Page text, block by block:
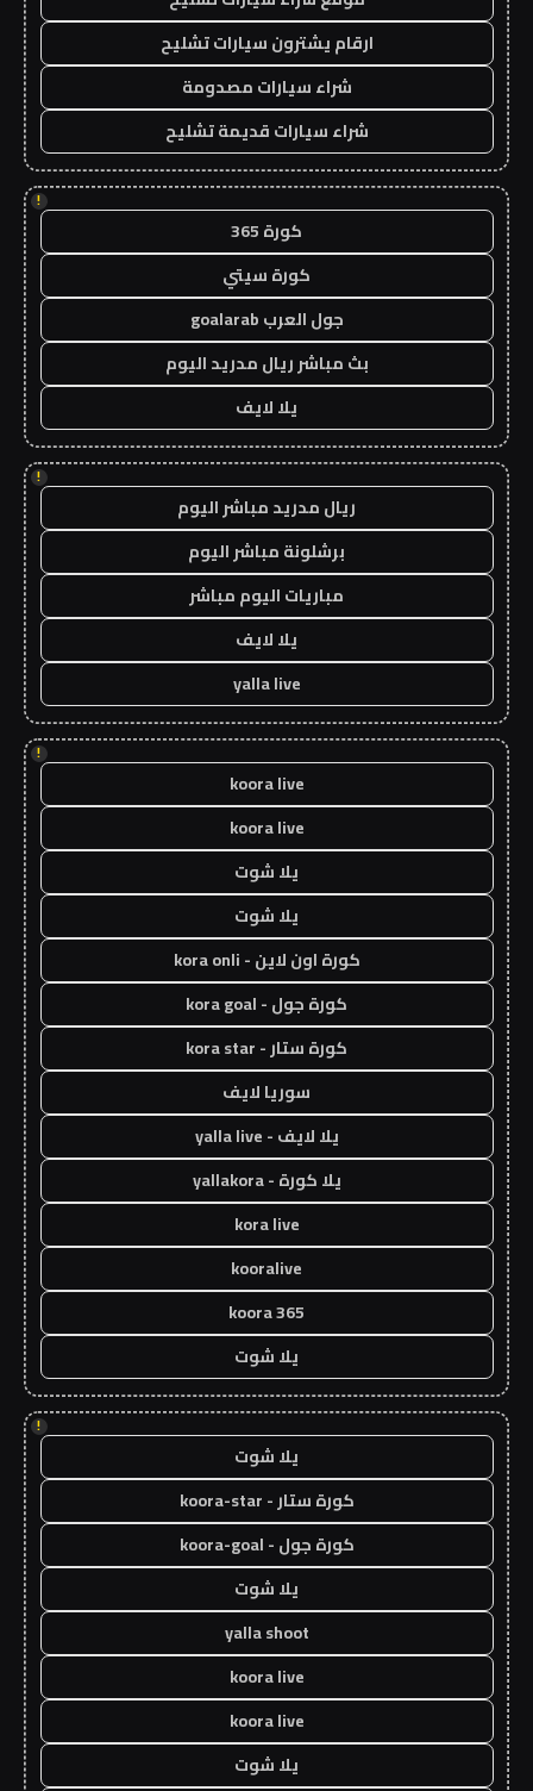
ارقام يشترون سيارات تشليح
شراء سيارات مصدومة
شراء سيارات قديمة تشليح
!
كورة 365
كورة سيتي
جول العرب goalarab
بث مباشر ريال مدريد اليوم
يلا لايف
!
ريال مدريد مباشر اليوم
برشلونة مباشر اليوم
مباريات اليوم مباشر
يلا لايف
yalla live
!
koora live
koora live
يلا شوت
يلا شوت
كورة اون لاين - kora onli
كورة جول - kora goal
كورة ستار - kora star
سوريا لايف
يلا لايف - yalla live
يلا كورة - yallakora
kora live
kooralive
koora 365
يلا شوت
!
يلا شوت
كورة ستار - koora-star
كورة جول - koora-goal
يلا شوت
yalla shoot
koora live
koora live
يلا شوت